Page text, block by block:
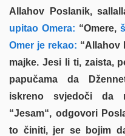
Allahov Poslanik,
upitao Omera: “Omere,
Omer je rekao: “Allahov
majke. Jesi li ti, zaista,
papučama da
iskreno svjedoči da
“Jesam“, odgovori
to činiti, jer se bojim